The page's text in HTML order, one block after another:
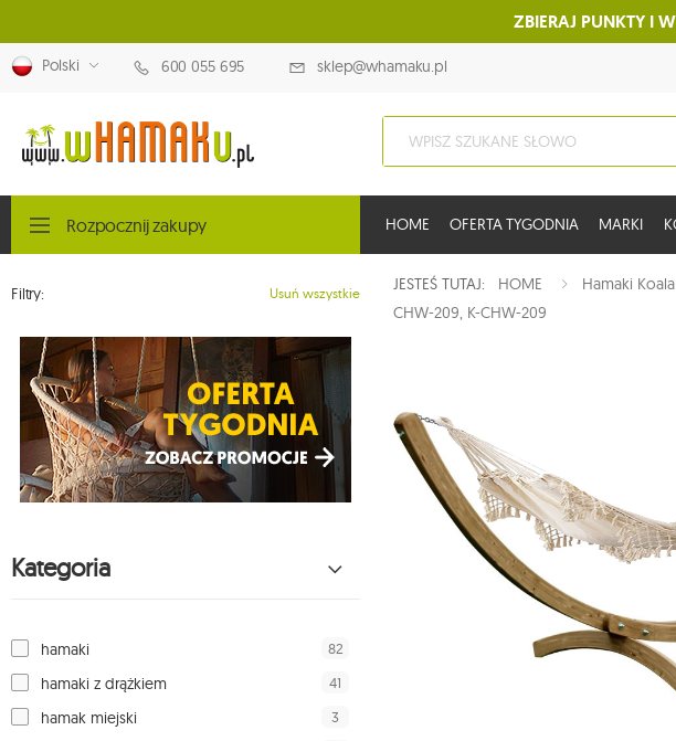
ZBIERAJ PUNKTY I
Polski 600 055 695 sklep@whamaku.pl
Rozpocznij zakupy HOME OFERTA TYGODNIA MARKI
Filtry: Usuń wszystkie
Kategoria
hamaki 82
hamaki z drążkiem 41
hamak miejski 3
JESTEŚ TUTAJ: HOME Hamaki
CHW-209, K-CHW-209